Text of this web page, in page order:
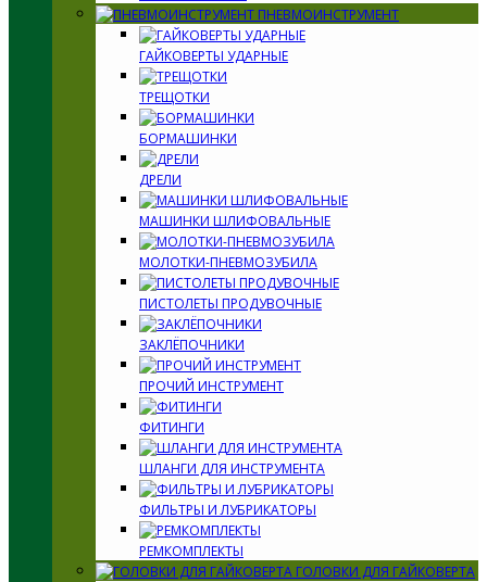
ПНЕВМОИНСТРУМЕНТ
ГАЙКОВЕРТЫ УДАРНЫЕ
ТРЕЩОТКИ
БОРМАШИНКИ
ДРЕЛИ
МАШИНКИ ШЛИФОВАЛЬНЫЕ
МОЛОТКИ-ПНЕВМОЗУБИЛА
ПИСТОЛЕТЫ ПРОДУВОЧНЫЕ
ЗАКЛЁПОЧНИКИ
ПРОЧИЙ ИНСТРУМЕНТ
ФИТИНГИ
ШЛАНГИ ДЛЯ ИНСТРУМЕНТА
ФИЛЬТРЫ И ЛУБРИКАТОРЫ
РЕМКОМПЛЕКТЫ
ГОЛОВКИ ДЛЯ ГАЙКОВЕРТА